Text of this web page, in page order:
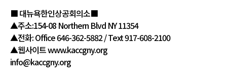
■ 대뉴욕한인상공회의소■
▲주소:154-08 Northern Blvd NY 11354
▲전화: Office 646-362-5882 / Text 917-608-2100
▲웹사이트 www.kaccgny.org
info@kaccgny.org